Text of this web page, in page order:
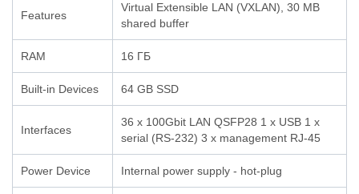
Features
Virtual Extensible LAN (VXLAN), 30 MB
shared buffer
RAM 16 ГБ
Built-in Devices 64 GB SSD
Interfaces
36 x 100Gbit LAN QSFP28 1 x USB 1 x
serial (RS-232) 3 x management RJ-45
Power Device Internal power supply - hot-plug